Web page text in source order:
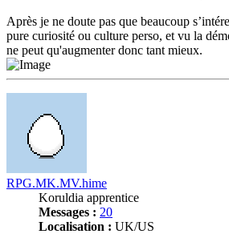
Après je ne doute pas que beaucoup
pure curiosité ou culture perso, et vu la
ne peut qu'augmenter donc tant mieux.
Haut
RPG.MK.MV.hime
Koruldia apprentice
Messages : 20
Localisation : UK/US